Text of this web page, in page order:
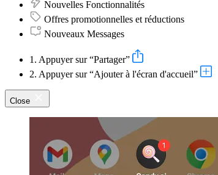
Nouvelles Fonctionnalités
Offres promotionnelles et réductions
Nouveaux Messages
1. Appuyer sur “Partager”
2. Appuyer sur “Ajouter à l'écran d'accueil”
Close